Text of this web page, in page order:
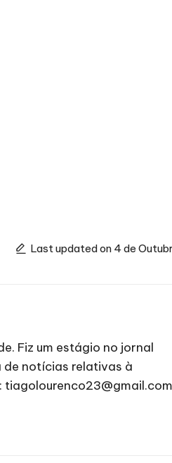
Last updated on 4 de
Fiz um estágio no jornal
de notícias relativas à
tiagolourenco23@gmail.com